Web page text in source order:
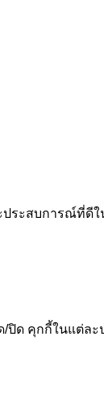
ระสบการณ์ที่ดี
ด คุกกี้ในแต่ละ